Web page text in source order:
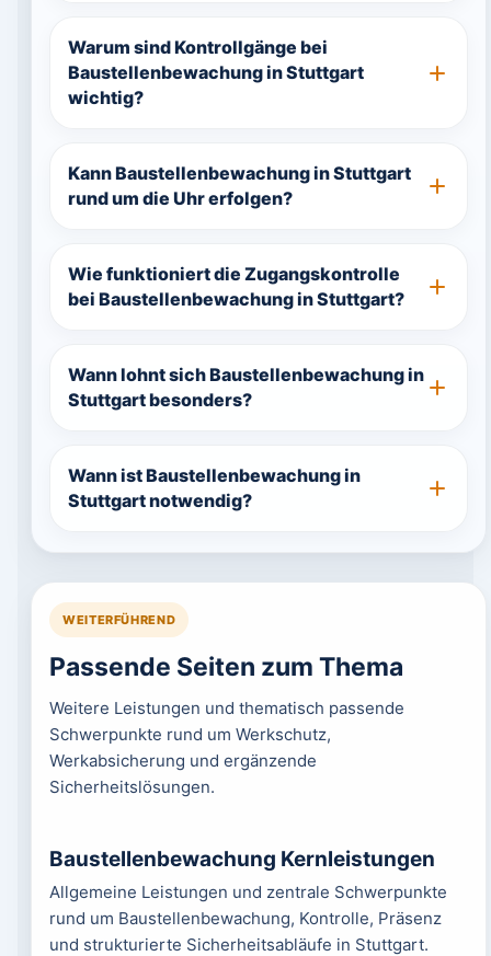
Warum sind Kontrollgänge bei
Baustellenbewachung in Stuttgart
wichtig?
Kann Baustellenbewachung in Stuttgart
rund um die Uhr erfolgen?
Wie funktioniert die Zugangskontrolle
bei Baustellenbewachung in Stuttgart?
Wann lohnt sich Baustellenbewachung in
Stuttgart besonders?
Wann ist Baustellenbewachung in
Stuttgart notwendig?
WEITERFÜHREND
Passende Seiten zum Thema
Weitere Leistungen und thematisch passende
Schwerpunkte rund um Werkschutz,
Werkabsicherung und ergänzende
Sicherheitslösungen.
Baustellenbewachung Kernleistungen
Allgemeine Leistungen und zentrale Schwerpunkte
rund um Baustellenbewachung, Kontrolle, Präsenz
und strukturierte Sicherheitsabläufe in Stuttgart.